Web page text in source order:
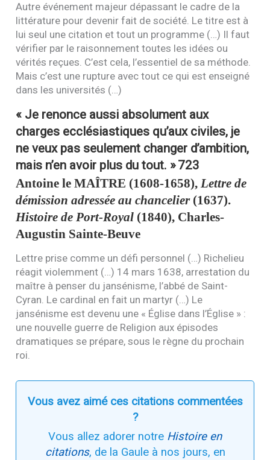
Autre événement majeur dépassant le cadre de la
littérature pour devenir fait de société. Le titre est à
lui seul une citation et tout un programme (…) Il faut
vérifier par le raisonnement toutes les idées ou
vérités reçues. C’est cela, l’essentiel de sa méthode.
Mais c’est une rupture avec tout ce qui est enseigné
dans les universités (…)
« Je renonce aussi absolument aux
charges ecclésiastiques qu’aux civiles, je
ne veux pas seulement changer d’ambition,
mais n’en avoir plus du tout. »723
Antoine leMAÎTRE (1608-1658),Lettre de
démission adressée au chancelier(1637).
Histoire de Port-Royal (1840), Charles-
Augustin Sainte-Beuve
Lettre prise comme un défi personnel (…) Richelieu
réagit violemment (…) 14 mars 1638, arrestation du
maître à penser du jansénisme, l’abbé de Saint-
Cyran. Le cardinal en fait un martyr (…) Le
jansénisme est devenu une « Église dans l’Église » :
une nouvelle guerre de Religion aux épisodes
dramatiques se prépare, sous le règne du prochain
roi.
Vous avez aimé ces citations commentées
?
Vous allez adorer notre Histoire en
citations, de la Gaule à nos jours, en